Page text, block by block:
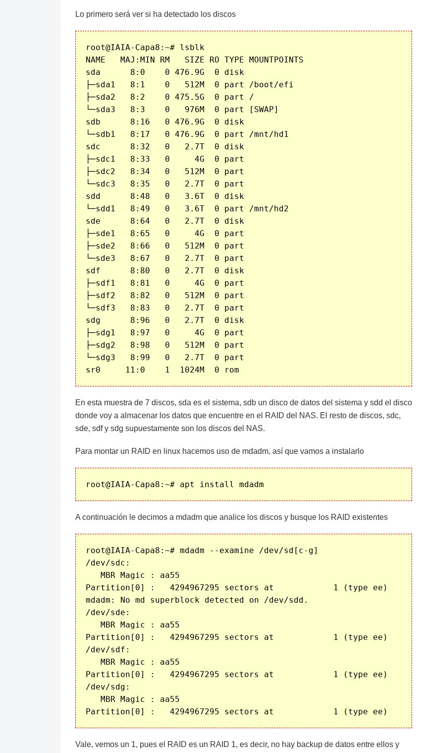
Lo primero será ver si ha detectado los discos
root@IAIA-Capa8:~# lsblk
NAME   MAJ:MIN RM   SIZE RO TYPE MOUNTPOINTS
sda      8:0    0 476.9G  0 disk
├─sda1   8:1    0   512M  0 part /boot/efi
├─sda2   8:2    0 475.5G  0 part /
└─sda3   8:3    0   976M  0 part [SWAP]
sdb      8:16   0 476.9G  0 disk
└─sdb1   8:17   0 476.9G  0 part /mnt/hd1
sdc      8:32   0   2.7T  0 disk
├─sdc1   8:33   0     4G  0 part
├─sdc2   8:34   0   512M  0 part
└─sdc3   8:35   0   2.7T  0 part
sdd      8:48   0   3.6T  0 disk
└─sdd1   8:49   0   3.6T  0 part /mnt/hd2
sde      8:64   0   2.7T  0 disk
├─sde1   8:65   0     4G  0 part
├─sde2   8:66   0   512M  0 part
└─sde3   8:67   0   2.7T  0 part
sdf      8:80   0   2.7T  0 disk
├─sdf1   8:81   0     4G  0 part
├─sdf2   8:82   0   512M  0 part
└─sdf3   8:83   0   2.7T  0 part
sdg      8:96   0   2.7T  0 disk
├─sdg1   8:97   0     4G  0 part
├─sdg2   8:98   0   512M  0 part
└─sdg3   8:99   0   2.7T  0 part
En esta muestra de 7 discos, sda es el sistema, sdb un disco de datos del sistema y sdd el disco
donde voy a almacenar los datos que encuentre en el RAID del NAS. El resto de discos, sdc,
sde, sdf y sdg supuestamente son los discos del NAS.
Para montar un RAID en linux hacemos uso de mdadm, así que vamos a instalarlo
A continuación le decimos a mdadm que analice los discos y busque los RAID existentes
root@IAIA-Capa8:~# mdadm --examine /dev/sd[c-g]
/dev/sdc:
   MBR Magic : aa55
Partition[0] :   4294967295 sectors at            1 (type ee)
mdadm: No md superblock detected on /dev/sdd.
/dev/sde:
   MBR Magic : aa55
Partition[0] :   4294967295 sectors at            1 (type ee)
/dev/sdf:
   MBR Magic : aa55
Partition[0] :   4294967295 sectors at            1 (type ee)
/dev/sdg:
   MBR Magic : aa55
Vale, vemos un 1, pues el RAID es un RAID 1, es decir, no hay backup de datos entre ellos y